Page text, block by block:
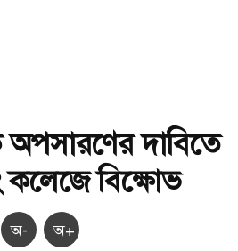
দাবিতে
কলেজে বিক্ষোভ
অ- অ+